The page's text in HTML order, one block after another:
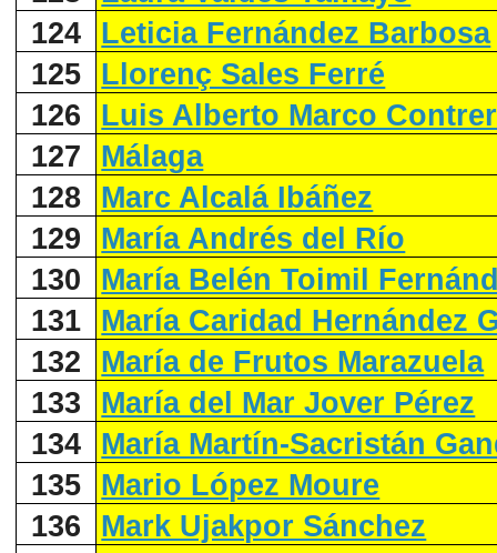
124
Leticia Fernández Barbosa
125
Llorenç Sales Ferré
126
Luis Alberto Marco
127
Málaga
128
Marc Alcalá Ibáñez
129
María Andrés del Río
130
María Belén Toimil
131
María Caridad Hernández
132
María de Frutos Marazuela
133
María del Mar Jover Pérez
134
María Martín-Sacristán
135
Mario López Moure
136
Mark Ujakpor Sánchez